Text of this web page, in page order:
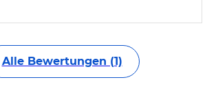
Alle Bewertungen (1)